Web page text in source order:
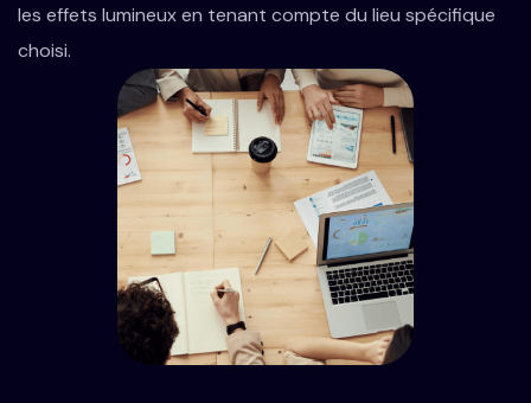
les effets lumineux en tenant compte du lieu spécifique
choisi.